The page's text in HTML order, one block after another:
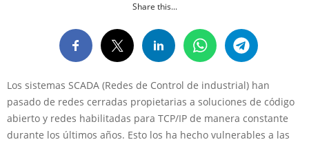
Share this...
Los sistemas SCADA (Redes de Control de industrial) han
pasado de redes cerradas propietarias a soluciones de código
abierto y redes habilitadas para TCP/IP de manera constante
durante los últimos años. Esto los ha hecho vulnerables a las